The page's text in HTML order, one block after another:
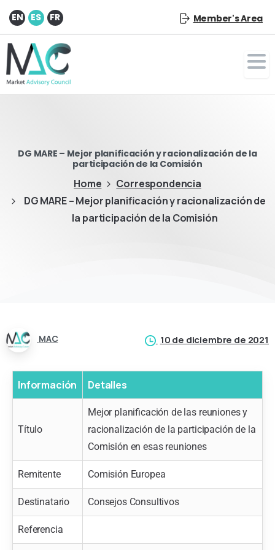
EN ES FR Member's Area
DG MARE – Mejor planificación y racionalización de la
participación de la Comisión
Home
Correspondencia
DG MARE – Mejor planificación y racionalización de
la participación de la Comisión
MAC 10 de diciembre de 2021
Información Detalles
Título
Mejor planificación de las reuniones y
racionalización de la participación de la
Comisión en esas reuniones
Remitente Comisión Europea
Destinatario Consejos Consultivos
Referencia